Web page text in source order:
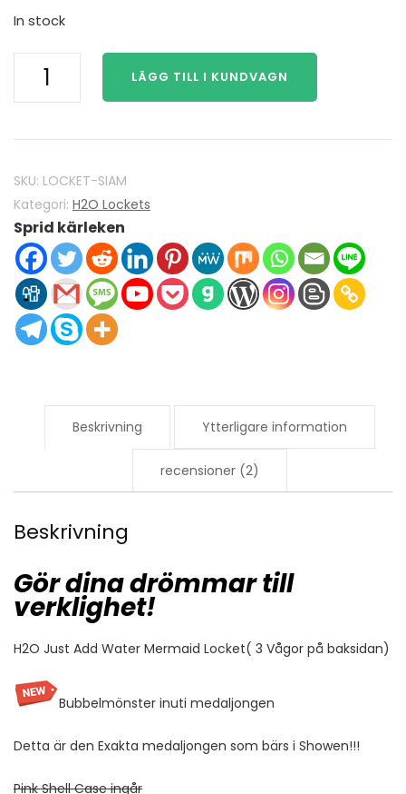
In stock
Water
Mermaids
H2O
Locket
925
Sterling
Silver
med
Siam
kvantitet
LÄGG TILL I KUNDVAGN
SKU: LOCKET-SIAM
Kategori: H2O Lockets
Sprid kärleken
Beskrivning Ytterligare information
recensioner (2)
Beskrivning
Gör dina drömmar till
verklighet!
H2O Just Add Water Mermaid Locket( 3 Vågor på baksidan)
Bubbelmönster inuti medaljongen
Detta är den Exakta medaljongen som bärs i Showen!!!
Pink Shell Case ingår